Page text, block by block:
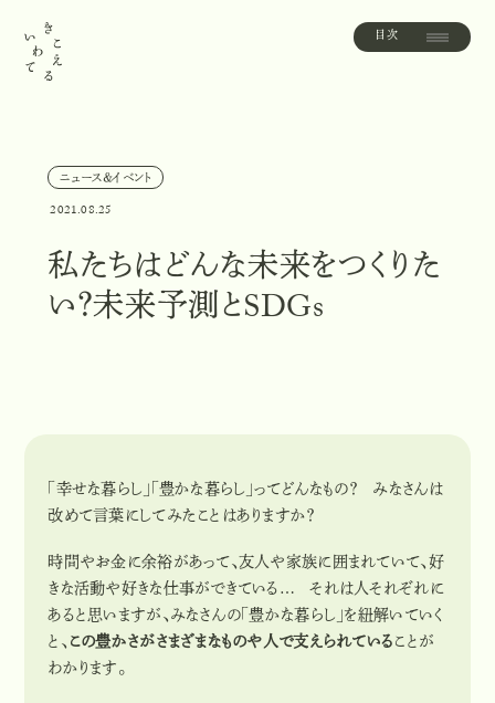
目次
目次
ニュース＆イベント
ニュース＆イ ベント
2021.08.25
私たちはどんな未来をつくりた
い？未来予測とSDGs
「幸せな暮らし」「豊かな暮らし」ってどんなもの？ みなさんは
改めて言葉にしてみたことはありますか？
時間やお金に余裕があって、友人や家族に囲まれていて、好
きな活動や好きな仕事ができている… それは人それぞれに
あると思いますが、みなさんの「豊かな暮らし」を紐解いていく
と、この豊かさがさまざまなものや人で支えられていることが
わかります。